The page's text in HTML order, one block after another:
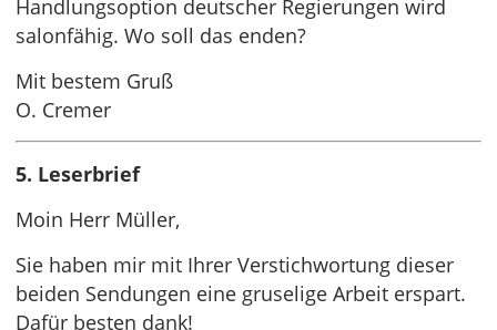
Handlungsoption deutscher Regierungen wird
salonfähig. Wo soll das enden?
Mit bestem Gruß
O. Cremer
5. Leserbrief
Moin Herr Müller,
Sie haben mir mit Ihrer Verstichwortung dieser
beiden Sendungen eine gruselige Arbeit erspart.
Dafür besten dank!